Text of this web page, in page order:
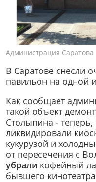
Администрация Саратова
В Саратове снесли
павильон на одной
Как сообщает
такой объект
Столыпина - теперь,
ликвидировали
кукурузой и
от пересечения с
убрали кофейный
бывшего